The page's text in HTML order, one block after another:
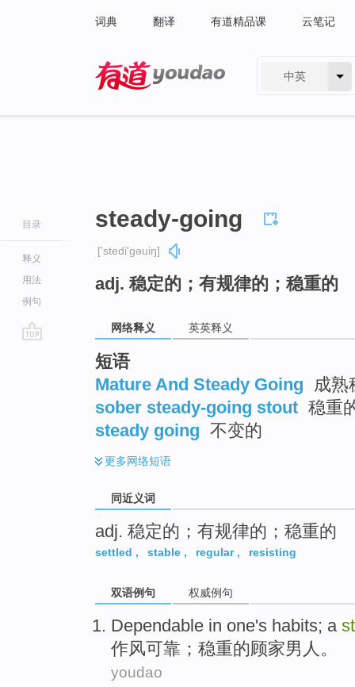
词典 翻译 有道精品课 云笔记
中英
目录
释义
用法
例句
steady-going
['stedi'ɡəuiŋ]
adj. 稳定的；有规律的；稳重的
网络释义 英英释义
短语
Mature And Steady Going
成熟
sober steady-going stout 稳重
steady going 不变的
更多网络短语
同近义词
adj. 稳定的；有规律的；稳重的
settled , stable , regular, resisting
双语例句 权威例句
Dependable in one's habits; a
作风可靠 ； 稳重的顾家男人 。
youdao